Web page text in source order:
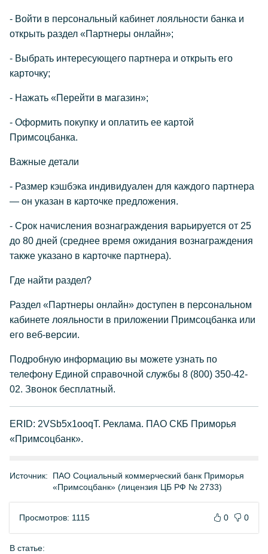
- Войти в персональный кабинет лояльности банка и
открыть раздел «Партнеры онлайн»;
- Выбрать интересующего партнера и открыть его
карточку;
- Нажать «Перейти в магазин»;
- Оформить покупку и оплатить ее картой
Примсоцбанка.
Важные детали
- Размер кэшбэка индивидуален для каждого партнера
— он указан в карточке предложения.
- Срок начисления вознаграждения варьируется от 25
до 80 дней (среднее время ожидания вознаграждения
также указано в карточке партнера).
Где найти раздел?
Раздел «Партнеры онлайн» доступен в персональном
кабинете лояльности в приложении Примсоцбанка или
его веб-версии.
Подробную информацию вы можете узнать по
телефону Единой справочной службы 8 (800) 350-42-
02. Звонок бесплатный.
ERID: 2VSb5x1ooqT. Реклама. ПАО СКБ Приморья
«Примсоцбанк».
Источник:
ПАО Социальный коммерческий банк Приморья
«Примсоцбанк» (лицензия ЦБ РФ № 2733)
Просмотров: 1115 0 0
В статье: